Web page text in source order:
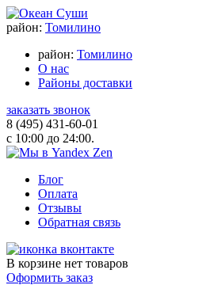
район: Томилино
район: Томилино
О нас
Районы доставки
заказать звонок
8 (495) 431-60-01
с 10:00 до 24:00.
Блог
Оплата
Отзывы
Обратная связь
В корзине нет товаров
Оформить заказ